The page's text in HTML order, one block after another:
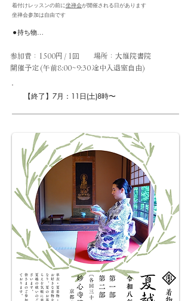
着付けレッスンの前に坐禅会が開催される日があります
​坐禅会参加は自由です
⚫︎持ち物
⬜︎着物⬜︎襦袢⬜︎肌襦袢
⬜︎名古屋帯（袋帯でも可）
⬜︎帯枕⬜︎帯揚げ⬜︎帯締め
⬜︎下駄又は草履（※そのまま着て帰る場合）
⬜︎腰紐4本⬜︎伊達締め1本
⬜︎衿芯（あれば）
⬜︎下駄又は草履（※そのまま着て帰る場合）
足りないものはお貸し出しいたします
開催予定 (午前8:00~9:30 途中入退室自由)
参加費 ：1500円 / 1回 場所：大雄院書院
【終了】7月：11 日(土)8時〜